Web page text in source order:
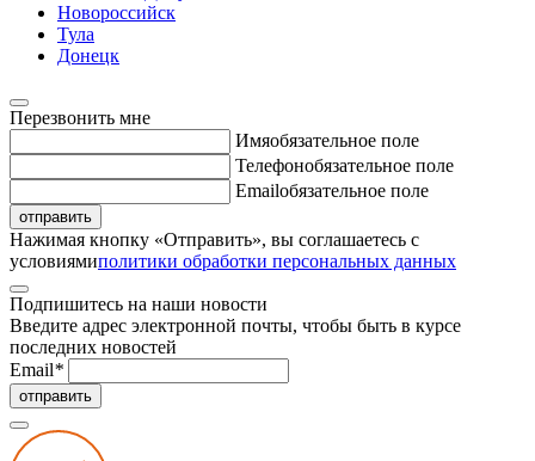
Новороссийск
Тула
Донецк
Перезвонить мне
Имяобязательное поле
Телефонобязательное поле
Emailобязательное поле
отправить
Нажимая кнопку «Отправить», вы соглашаетесь с
условиямиполитики обработки персональных данных
Подпишитесь на наши новости
Введите адрес электронной почты, чтобы быть в курсе
последних новостей
Email*
отправить